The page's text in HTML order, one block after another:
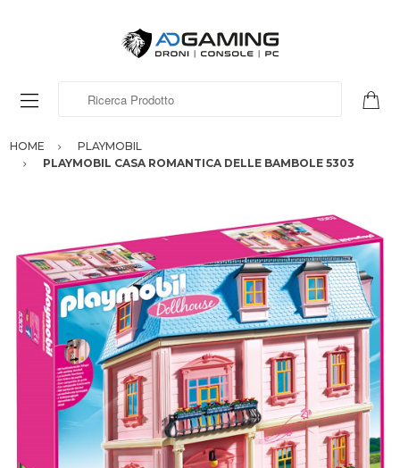
HOME
PLAYMOBIL
PLAYMOBIL CASA ROMANTICA DELLE BAMBOLE 5303